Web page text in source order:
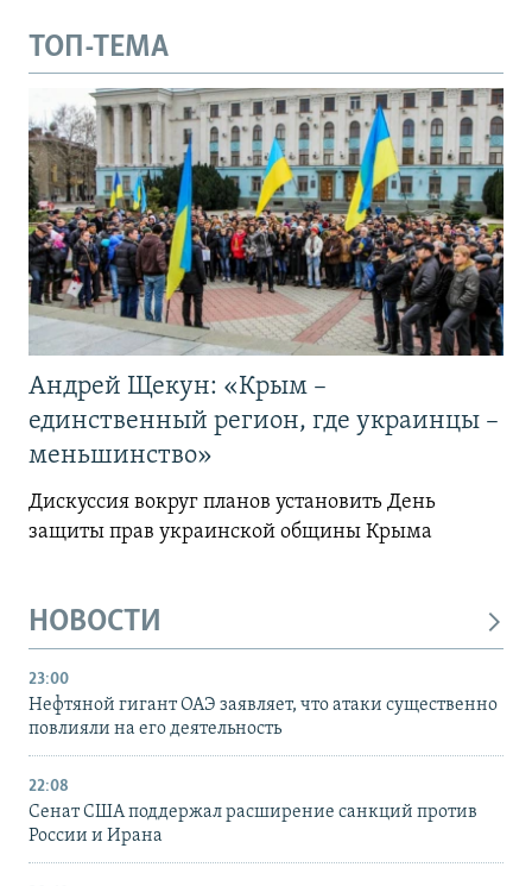
ТОП-ТЕМА
Андрей Щекун: «Крым –
единственный регион, где украинцы –
меньшинство»
Дискуссия вокруг планов установить День
защиты прав украинской общины Крыма
НОВОСТИ
23:00
Нефтяной гигант ОАЭ заявляет, что атаки существенно
повлияли на его деятельность
22:08
Сенат США поддержал расширение санкций против
России и Ирана